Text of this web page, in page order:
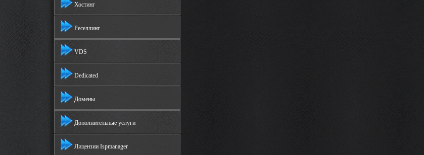
Хостинг
Реселлинг
VDS
Dedicated
Домены
Дополнительные услуги
Лицензии Ispmanager